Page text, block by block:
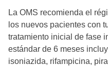
La OMS recomienda el
los nuevos pacientes con
tratamiento inicial de fase
estándar de 6 meses
isoniazida, rifampicina,